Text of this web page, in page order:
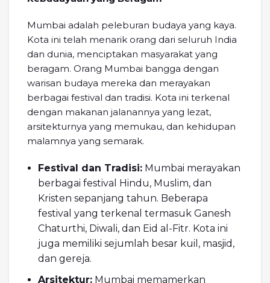
Mumbai adalah peleburan budaya yang kaya.
Kota ini telah menarik orang dari seluruh India
dan dunia, menciptakan masyarakat yang
beragam. Orang Mumbai bangga dengan
warisan budaya mereka dan merayakan
berbagai festival dan tradisi. Kota ini terkenal
dengan makanan jalanannya yang lezat,
arsitekturnya yang memukau, dan kehidupan
malamnya yang semarak.
Festival dan Tradisi: Mumbai merayakan
berbagai festival Hindu, Muslim, dan
Kristen sepanjang tahun. Beberapa
festival yang terkenal termasuk Ganesh
Chaturthi, Diwali, dan Eid al-Fitr. Kota ini
juga memiliki sejumlah besar kuil, masjid,
dan gereja.
Arsitektur: Mumbai memamerkan